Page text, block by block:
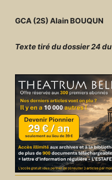
GCA (2S) Alain BOUQUN
Texte tiré du dossier 24